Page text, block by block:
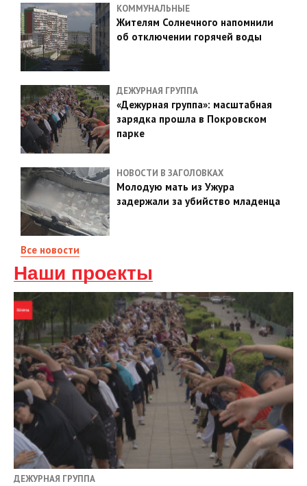
КОММУНАЛЬНЫЕ
Жителям Солнечного напомнили
об отключении горячей воды
ДЕЖУРНАЯ ГРУППА
«Дежурная группа»: масштабная
зарядка прошла в Покровском
парке
НОВОСТИ В ЗАГОЛОВКАХ
Молодую мать из Ужура
задержали за убийство младенца
Все новости
Наши проекты
ДЕЖУРНАЯ ГРУППА